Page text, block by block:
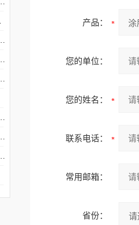
产品：
您的单位：
您的姓名：
联系电话：
常用邮箱：
省份：